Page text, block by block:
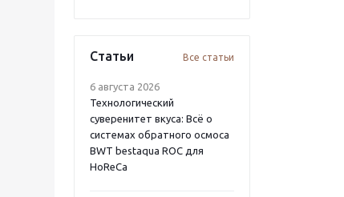
Статьи Все статьи
6 августа 2026
Технологический
суверенитет вкуса: Всё о
системах обратного осмоса
BWT bestaqua ROC для
HoReCa